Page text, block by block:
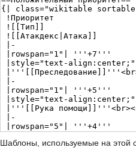
Шаблоны, используемые на этой